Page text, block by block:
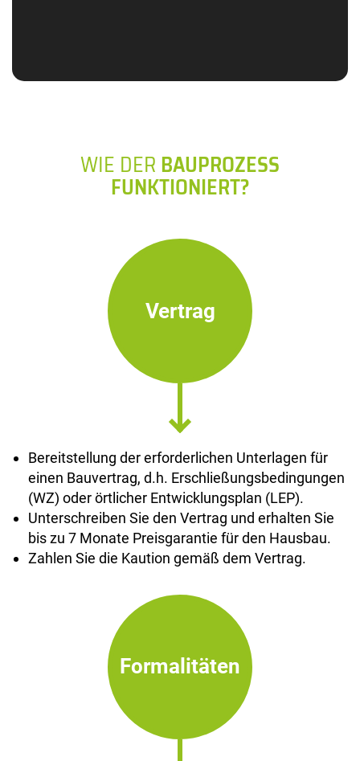
WIE DERBAUPROZESS
FUNKTIONIERT?
Vertrag
Bereitstellung der erforderlichen Unterlagen für
einen Bauvertrag, d.h. Erschließungsbedingungen
(WZ) oder örtlicher Entwicklungsplan (LEP).
Unterschreiben Sie den Vertrag und erhalten Sie
bis zu 7 Monate Preisgarantie für den Hausbau.
Zahlen Sie die Kaution gemäß dem Vertrag.
Formalitäten